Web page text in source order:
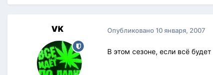
VK Опубликовано10 января, 2007
В этом сезоне, если всё